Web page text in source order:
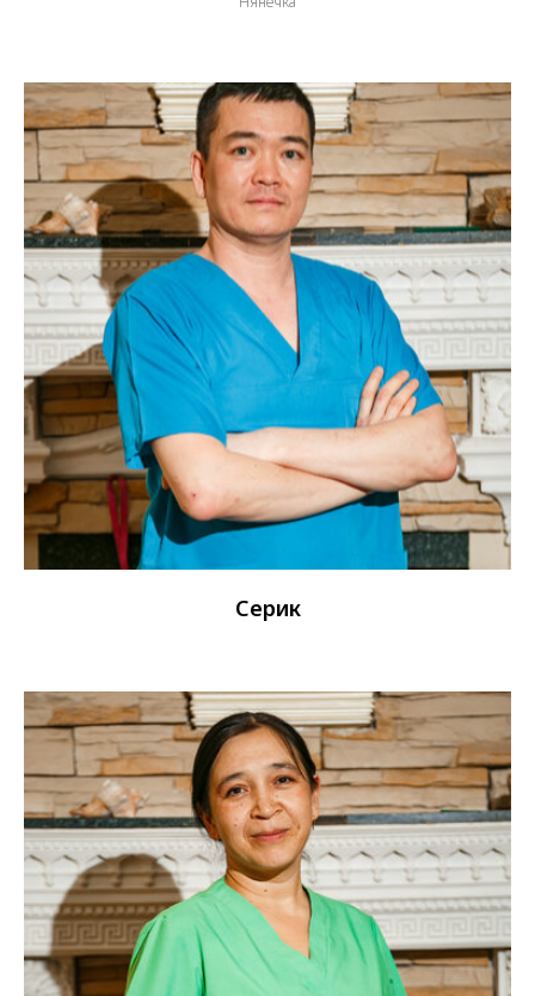
Курамаев Нурлыбек Абильбекулы
Зав. отделения.
Полякова Мария
Бухгалтер